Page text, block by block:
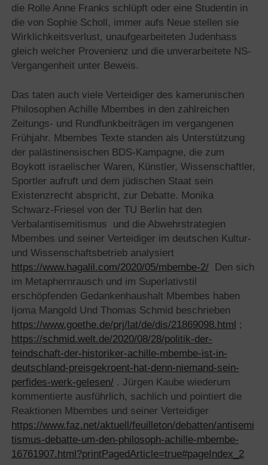
die Rolle Anne Franks schlüpft oder eine Studentin in
die von Sophie Scholl, immer aufs Neue stellen sie
Wirklichkeitsverlust, unaufgearbeiteten Judenhass
gleich welcher Provenienz und die unverarbeitete NS-
Vergangenheit unter Beweis.
Das taten auch viele Verteidiger des kamerunischen
Philosophen Achille Mbembes in den zahlreichen
Zeitungs- und Rundfunkbeiträgen im vergangenen
Frühjahr. Mbembes Texte standen als Unterstützung
der palästinensischen BDS-Kampagne, die zum
Boykott israelischer Waren, Künstler, Wissenschaftler,
Sportler aufruft und dem jüdischen Staat sein
Existenzrecht abspricht, zur Debatte. Monika
Schwarz-Friesel von der TU Berlin hat den
Verbalantisemitismus und die Abwehrstrategien
Mbembes und seiner Verteidiger im deutschen Kultur-
und Wissenschaftsbetrieb analysiert
https://www.hagalil.com/2020/05/mbembe-2/Den sich
im Metaphernrausch und im Superlativstil
erschöpfenden Gedankenhaushalt Mbembes haben
Ijoma Mangold Und Thomas Schmid beschrieben
https://www.goethe.de/prj/lat/de/dis/21869098.html ;
https://schmid.welt.de/2020/08/28/politik-der-
feindschaft-der-historiker-achille-mbembe-ist-in-
deutschland-preisgekroent-hat-denn-niemand-sein-
perfides-werk-gelesen/. Jürgen Kaube wiederum
kommentierte ausführlich, sachlich und pointiert die
Reaktionen Mbembes und seiner Verteidiger
https://www.faz.net/aktuell/feuilleton/debatten/antisemi
tismus-debatte-um-den-philosoph-achille-mbembe-
16761907.html?printPagedArticle=true#pageIndex_2